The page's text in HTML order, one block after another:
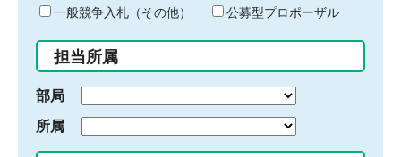
ド
入
力
一般競争入札（その他）
公募型プロポーザル
担当所属
部局
所属